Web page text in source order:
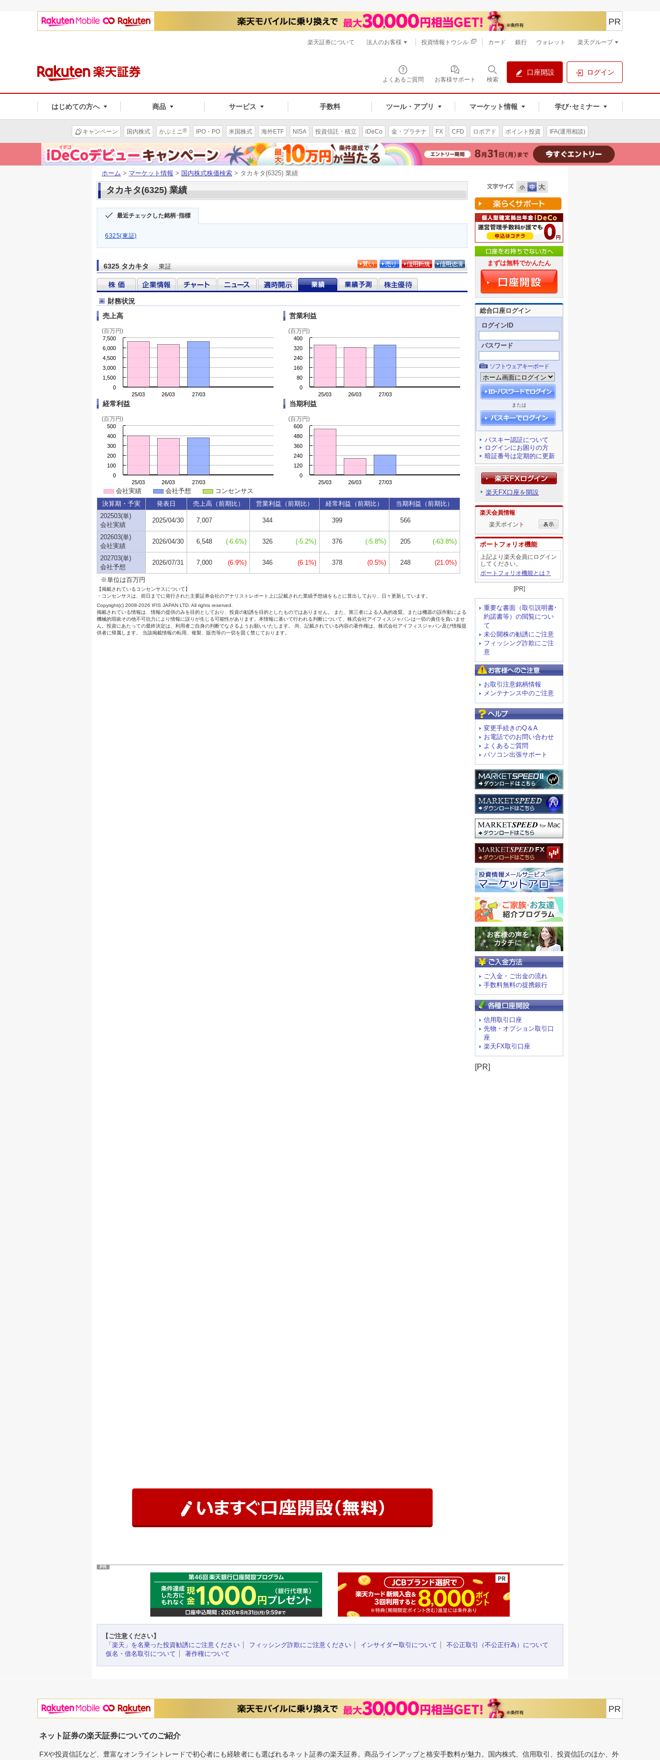
よくあるご質問 お客様サポート 検索
口座開設 ログイン
はじめての方へ 商品 サービス 手数料 ツール・アプリ マーケット情報 学び･セミナー
PR
楽天証券について 法人のお客様 投資情報トウシル カード 銀行 ウォレット 楽天グループ
キャンペーン 国内株式 かぶミニ® IPO・PO 米国株式 海外ETF NISA 投資信託・積立 iDeCo 金・プラチナ FX CFD ロボアド ポイント投資 IFA(運用相談)
ホーム > マーケット情報 > 国内株式株価検索 > タカキタ(6325) 業績
タカキタ(6325) 業績
最近チェックした銘柄･指標
6325(東証)
6325 タカキタ 東証 まずは無料でかんたん
総合口座ログイン
ログインID
パスワード
ソフトウェアキーボード
または
パスキー認証について
ログインにお困りの方
暗証番号は定期的に更新
楽天FX口座を開設
楽天会員情報
楽天ポイント
ポートフォリオ機能
上記より楽天会員にログイン
してください。
ポートフォリオ機能とは？
[PR]
重要な書面（取引説明書･
約諾書等）の閲覧につい
て
未公開株の勧誘にご注意
フィッシング詐欺にご注
意
お取引注意銘柄情報
メンテナンス中のご注意
変更手続きのQ＆A
お電話でのお問い合わせ
よくあるご質問
パソコン出張サポート
ご入金・ご出金の流れ
手数料無料の提携銀行
信用取引口座
先物・オプション取引口
座
楽天FX取引口座
[PR]
PR
【ご注意ください】
「楽天」を名乗った投資勧誘にご注意ください
フィッシング詐欺にご注意ください インサイダー取引について
不公正取引（不公正行為）について
仮名・借名取引について
著作権について
PR
ネット証券の楽天証券についてのご紹介
FXや投資信託など、豊富なオンライントレードで初心者にも経験者にも選ばれるネット証券の楽天証券。商品ラインアップと格安手数料が魅力。国内株式、信用取引、投資信託のほか、外